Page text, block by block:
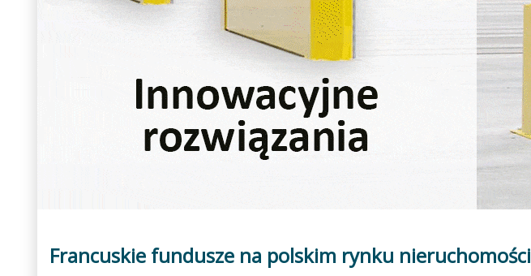
Francuskie fundusze na polskim rynku nieruchomości